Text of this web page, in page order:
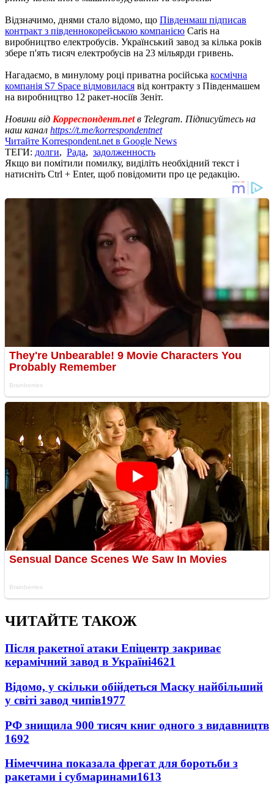
Відзначимо, днями стало відомо, що Південмаш підписав
контракт з південнокорейською компанією Caris на
виробництво електробусів. Український завод за кілька років
збере п'ять тисяч електробусів на 23 мільярди гривень.
Нагадаємо, в минулому році приватна російська космічна
компанія S7 Space відмовилася від контракту з Південмашем
на виробництво 12 ракет-носіїв Зеніт.
Новини від Корреспондент.netв Telegram. Підписуйтесь на
наш канал https://t.me/korrespondentnet
Читайте Korrespondent.net в Google News
ТЕГИ: долги, Рада, задолженность
Якщо ви помітили помилку, виділіть необхідний текст і
натисніть Ctrl + Enter, щоб повідомити про це редакцію.
ЧИТАЙТЕ ТАКОЖ
Після ракетної атаки Епіцентр закриває
керамічний завод в Україні4621
Відомо, у скільки обійдеться Маску найбільший
у світі завод чипів1977
РФ знищила 900 тисяч книг одного з видавництв
1692
Німеччина показала фрегат для боротьби з
ракетами і субмаринами1613